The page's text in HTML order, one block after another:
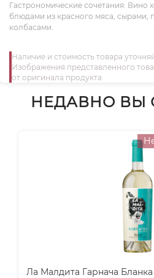
Гастрономические сочетания: Вино
блюдами из красного мяса, сырами,
колбасами.
Наличие и стоимость товара
Изображения представленного
от оригинала продукта
НЕДАВНО ВЫ
Ла Малдита Гарнача